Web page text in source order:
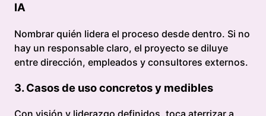
IA
Nombrar quién lidera el proceso desde dentro. Si no
hay un responsable claro, el proyecto se diluye
entre dirección, empleados y consultores externos.
3. Casos de uso concretos y medibles